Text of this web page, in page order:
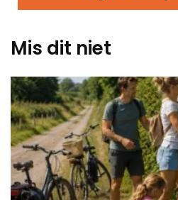
Mis dit niet